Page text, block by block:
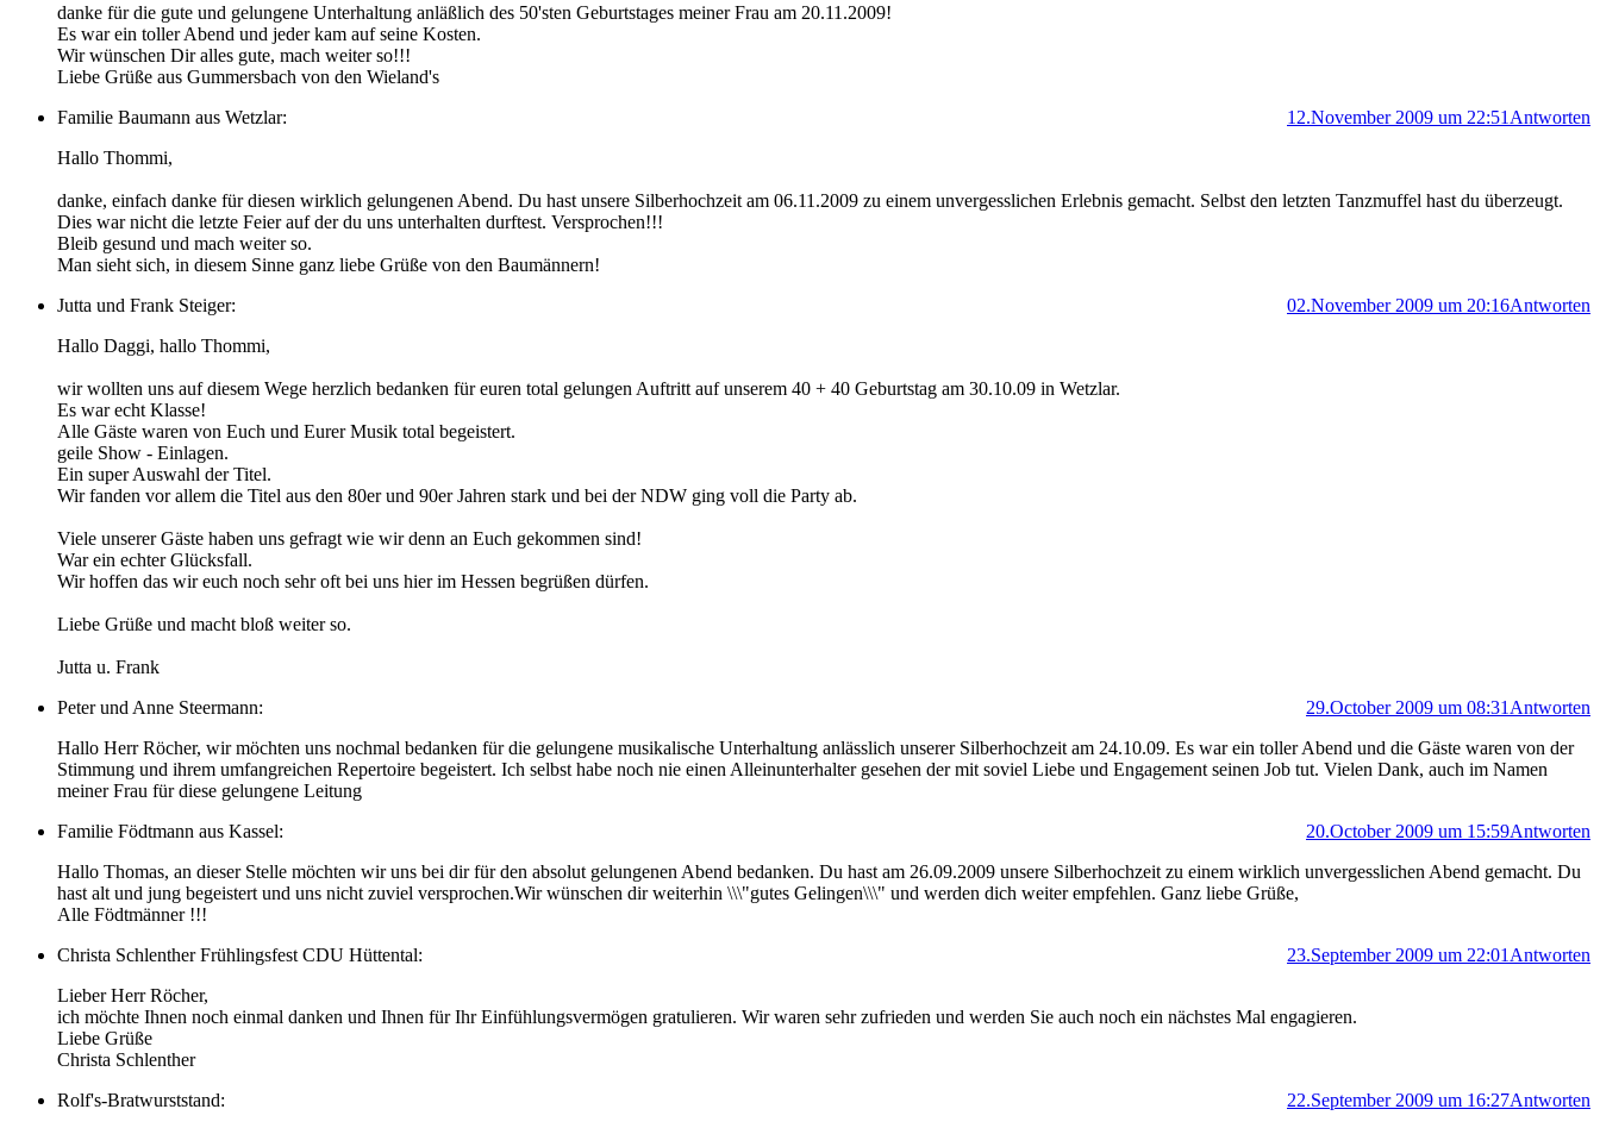
danke für die gute und gelungene Unterhaltung anläßlich des 50'sten Geburtstages meiner Frau am 20.11.2009!
Es war ein toller Abend und jeder kam auf seine Kosten.
Wir wünschen Dir alles gute, mach weiter so!!!
Liebe Grüße aus Gummersbach von den Wieland's
Familie Baumann aus Wetzlar:
Antworten
12.November 2009 um 22:51
Hallo Thommi,
danke, einfach danke für diesen wirklich gelungenen Abend. Du hast unsere Silberhochzeit am 06.11.2009 zu einem unvergesslichen Erlebnis gemacht. Selbst den letzten Tanzmuffel hast du überzeugt.
Dies war nicht die letzte Feier auf der du uns unterhalten durftest. Versprochen!!!
Bleib gesund und mach weiter so.
Man sieht sich, in diesem Sinne ganz liebe Grüße von den Baumännern!
Jutta und Frank Steiger:
Antworten
02.November 2009 um 20:16
Hallo Daggi, hallo Thommi,
wir wollten uns auf diesem Wege herzlich bedanken für euren total gelungen Auftritt auf unserem 40 + 40 Geburtstag am 30.10.09 in Wetzlar.
Es war echt Klasse!
Alle Gäste waren von Euch und Eurer Musik total begeistert.
geile Show - Einlagen.
Ein super Auswahl der Titel.
Wir fanden vor allem die Titel aus den 80er und 90er Jahren stark und bei der NDW ging voll die Party ab.
Viele unserer Gäste haben uns gefragt wie wir denn an Euch gekommen sind!
War ein echter Glücksfall.
Wir hoffen das wir euch noch sehr oft bei uns hier im Hessen begrüßen dürfen.
Liebe Grüße und macht bloß weiter so.
Jutta u. Frank
Peter und Anne Steermann:
Antworten
29.October 2009 um 08:31
Hallo Herr Röcher, wir möchten uns nochmal bedanken für die gelungene musikalische Unterhaltung anlässlich unserer Silberhochzeit am 24.10.09. Es war ein toller Abend und die Gäste waren von der
Stimmung und ihrem umfangreichen Repertoire begeistert. Ich selbst habe noch nie einen Alleinunterhalter gesehen der mit soviel Liebe und Engagement seinen Job tut. Vielen Dank, auch im Namen
meiner Frau für diese gelungene Leitung
Familie Födtmann aus Kassel:
Antworten
20.October 2009 um 15:59
Hallo Thomas, an dieser Stelle möchten wir uns bei dir für den absolut gelungenen Abend bedanken. Du hast am 26.09.2009 unsere Silberhochzeit zu einem wirklich unvergesslichen Abend gemacht. Du
hast alt und jung begeistert und uns nicht zuviel versprochen.Wir wünschen dir weiterhin \\\"gutes Gelingen\\\" und werden dich weiter empfehlen. Ganz liebe Grüße,
Alle Födtmänner !!!
Christa Schlenther Frühlingsfest CDU Hüttental:
Antworten
23.September 2009 um 22:01
Lieber Herr Röcher,
ich möchte Ihnen noch einmal danken und Ihnen für Ihr Einfühlungsvermögen gratulieren. Wir waren sehr zufrieden und werden Sie auch noch ein nächstes Mal engagieren.
Liebe Grüße
Christa Schlenther
Rolf's-Bratwurststand:
Antworten
22.September 2009 um 16:27